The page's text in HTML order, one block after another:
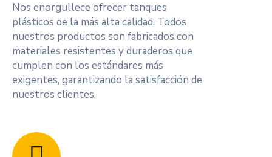
Nos enorgullece ofrecer tanques
plásticos de la más alta calidad. Todos
nuestros productos son fabricados con
materiales resistentes y duraderos que
cumplen con los estándares más
exigentes, garantizando la satisfacción de
nuestros clientes.